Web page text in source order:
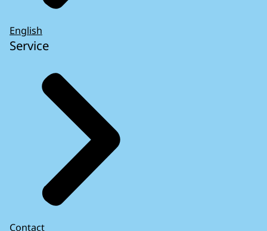
English
Service
Contact